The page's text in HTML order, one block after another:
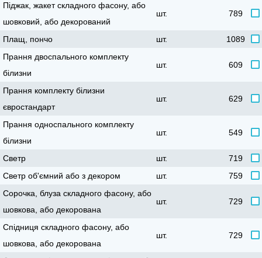
Піджак, жакет складного фасону, або
шовковий, або декорований
шт. 789
Плащ, пончо шт.
1089
Прання двоспального комплекту
ілизни
шт. 609
Прання комплекту білизни
євростандарт
шт. 629
Прання односпального комплекту
ілизни
шт. 549
Светр шт.
719
Светр об'ємний або з декором
шт.
759
Сорочка, блуза складного фасону, або
шовкова, або декорована
шт. 729
Спідниця складного фасону, або
шовкова, або декорована
шт. 729